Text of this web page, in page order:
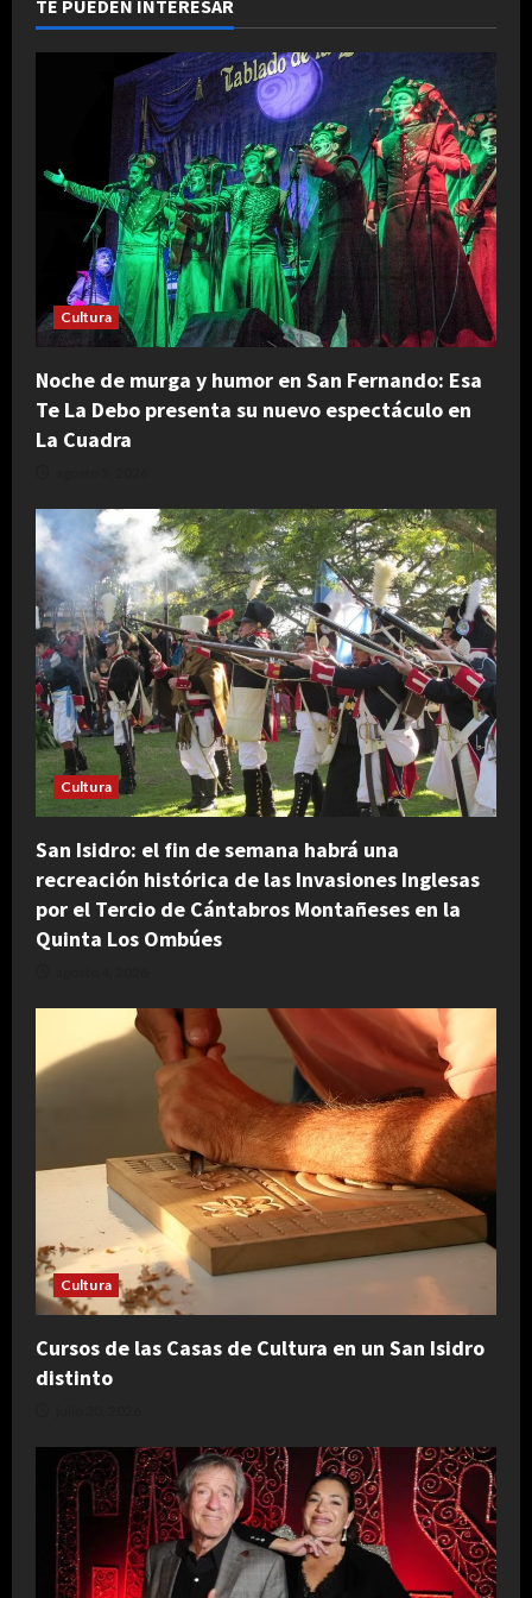
CCK.
TE PUEDEN INTERESAR
Cultura
Noche de murga y humor en San Fernando: Esa
Te La Debo presenta su nuevo espectáculo en
La Cuadra
Cultura
San Isidro: el fin de semana habrá una
recreación histórica de las Invasiones Inglesas
por el Tercio de Cántabros Montañeses en la
Quinta Los Ombúes
Cultura
Cursos de las Casas de Cultura en un San Isidro
distinto